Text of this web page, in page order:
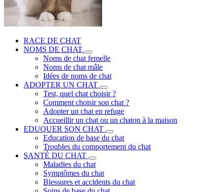
RACE DE CHAT
NOMS DE CHAT
Noms de chat femelle
Noms de chat mâle
Idées de noms de chat
ADOPTER UN CHAT
Test, quel chat choisir ?
Comment choisir son chat ?
Adopter un chat en refuge
Accueillir un chat ou un chaton à la maison
EDUQUER SON CHAT
Education de base du chat
Troubles du comportement du chat
SANTÉ DU CHAT
Maladies du chat
Symptômes du chat
Blessures et accidents du chat